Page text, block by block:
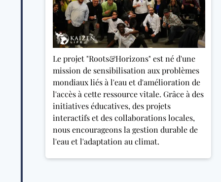
Le projet "Roots&Horizons" est né d'une
mission de sensibilisation aux problèmes
mondiaux liés à l'eau et d'amélioration de
l'accès à cette ressource vitale. Grâce à des
initiatives éducatives, des projets
interactifs et des collaborations locales,
nous encourageons la gestion durable de
l'eau et l'adaptation au climat.